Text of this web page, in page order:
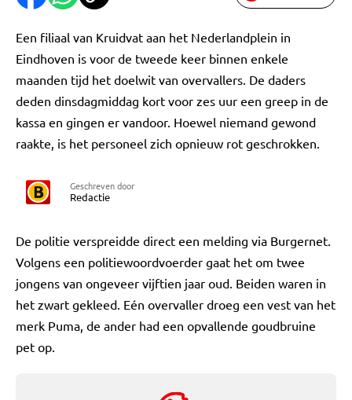
Een filiaal van Kruidvat aan het Nederlandplein in
Eindhoven is voor de tweede keer binnen enkele
maanden tijd het doelwit van overvallers. De daders
deden dinsdagmiddag kort voor zes uur een greep in de
kassa en gingen er vandoor. Hoewel niemand gewond
raakte, is het personeel zich opnieuw rot geschrokken.
Geschreven door
Redactie
De politie verspreidde direct een melding via Burgernet.
Volgens een politiewoordvoerder gaat het om twee
jongens van ongeveer vijftien jaar oud. Beiden waren in
het zwart gekleed. Eén overvaller droeg een vest van het
merk Puma, de ander had een opvallende goudbruine
pet op.